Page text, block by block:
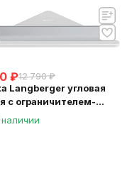
₽12 790 ₽
Langberger угловая
с ограничителем-
73451-WH